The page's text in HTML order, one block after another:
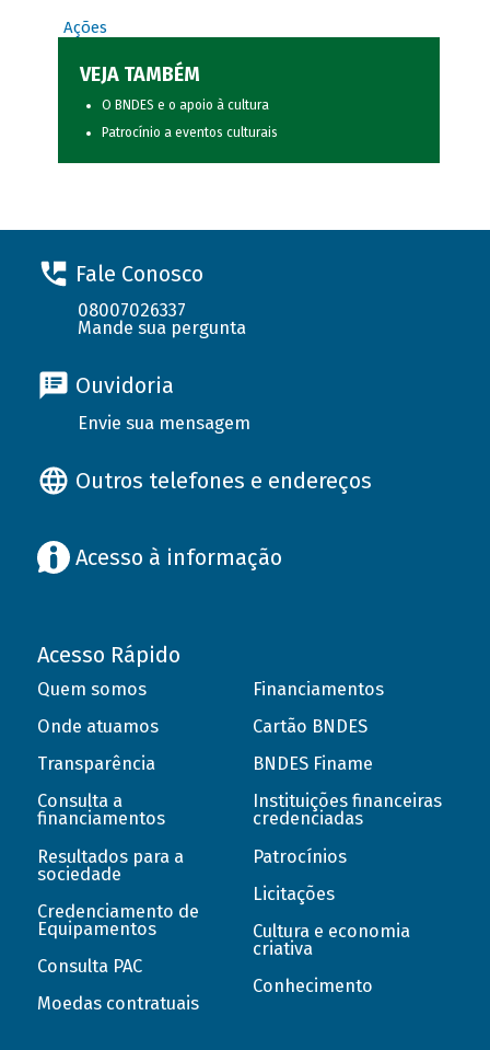
Ações
VEJA TAMBÉM
O BNDES e o apoio à cultura
Patrocínio a eventos culturais
Fale Conosco
08007026337
Mande sua pergunta
Ouvidoria
Envie sua mensagem
Outros telefones e endereços
Acesso à informação
Acesso Rápido
Quem somos
Onde atuamos
Transparência
Consulta a
financiamentos
Resultados para a
sociedade
Credenciamento de
Equipamentos
Consulta PAC
Moedas contratuais
Financiamentos
Cartão BNDES
BNDES Finame
Instituições financeiras
credenciadas
Patrocínios
Licitações
Cultura e economia
criativa
Conhecimento